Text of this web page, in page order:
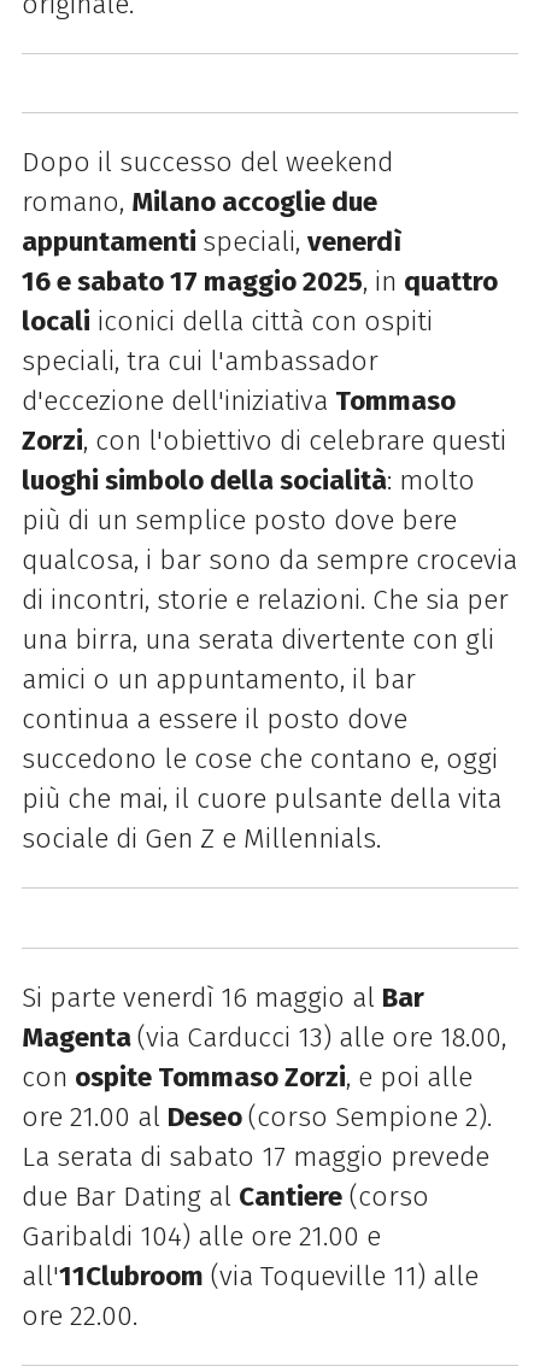
Dopo il successo del weekend
romano, Milano accoglie due
appuntamenti speciali, venerdì
16 e sabato 17 maggio 2025, in quattro
locali iconici della città con ospiti
speciali, tra cui l'ambassador
d'eccezione dell'iniziativa Tommaso
Zorzi, con l'obiettivo di celebrare questi
luoghi simbolo della socialità: molto
più di un semplice posto dove bere
qualcosa, i bar sono da sempre crocevia
di incontri, storie e relazioni. Che sia per
una birra, una serata divertente con gli
amici o un appuntamento, il bar
continua a essere il posto dove
succedono le cose che contano e, oggi
più che mai, il cuore pulsante della vita
sociale di Gen Z e Millennials.
Si parte venerdì 16 maggio al Bar
Magenta(via Carducci 13) alle ore 18.00,
con ospite Tommaso Zorzi, e poi alle
ore 21.00 al Deseo(corso Sempione 2).
La serata di sabato 17 maggio prevede
due Bar Dating al Cantiere(corso
Garibaldi 104) alle ore 21.00 e
all'11Clubroom (via Toqueville 11) alle
ore 22.00.